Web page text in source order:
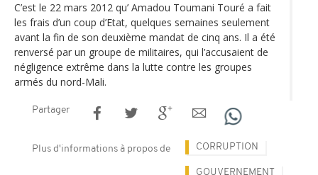
C’est le 22 mars 2012 qu’ Amadou Toumani Touré a fait
les frais d’un coup d’Etat, quelques semaines seulement
avant la fin de son deuxième mandat de cinq ans. Il a été
renversé par un groupe de militaires, qui l’accusaient de
négligence extrême dans la lutte contre les groupes
armés du nord-Mali.
Partager
Plus d'informations à propos de CORRUPTION
GOUVERNEMENT